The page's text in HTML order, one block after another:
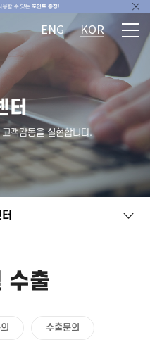
ENG KOR
터
객감동을 실현합니다.
수출
수출문의